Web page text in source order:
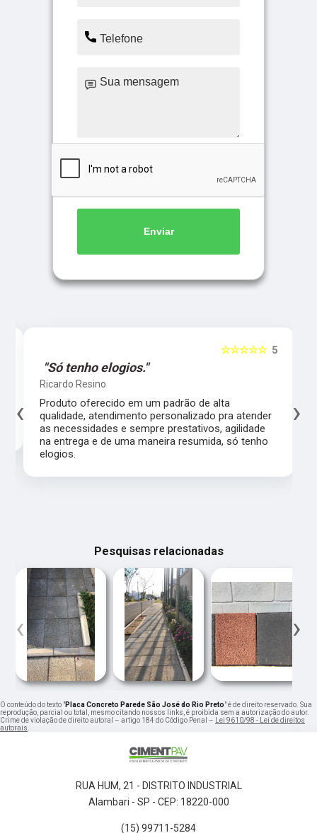
Enviar
5
☆☆☆☆☆
"Só tenho elogios."
Ricardo Resino
Produto oferecido em um padrão de alta
qualidade, atendimento personalizado pra atender
as necessidades e sempre prestativos, agilidade
na entrega e de uma maneira resumida, só tenho
elogios.
‹ ›
Pesquisas relacionadas
‹ ›
O conteúdo do texto "Placa Concreto Parede São José do Rio Preto" é de direito reservado. Sua
reprodução, parcial ou total, mesmo citando nossos links, é proibida sem a autorização do autor.
Crime de violação de direito autoral – artigo 184 do Código Penal –
Lei 9610/98 - Lei de direitos
autorais
RUA HUM, 21 - DISTRITO INDUSTRIAL
Alambari - SP - CEP: 18220-000
(15) 99711-5284